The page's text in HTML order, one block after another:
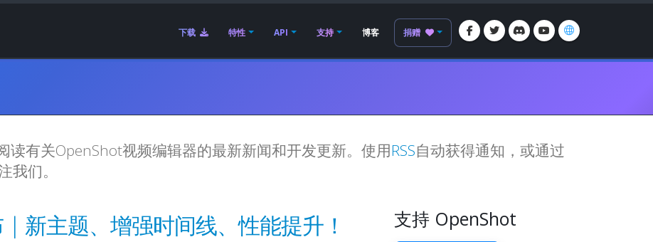
下载 特性 API 支持 博客 捐赠
读有关OpenShot视频编辑器的最新新闻和开发更新。使用RSS自动获得通知，或通过
我们。
| 新主题、增强时间线、性能提升！ 支持 OpenShot